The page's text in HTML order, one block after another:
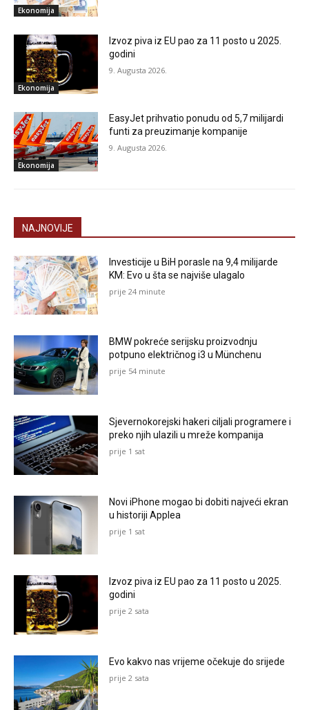
Ekonomija
Ekonomija
Izvoz piva iz EU pao za 11 posto u 2025.
godini
9. Augusta 2026.
Ekonomija
EasyJet prihvatio ponudu od 5,7 milijardi
funti za preuzimanje kompanije
9. Augusta 2026.
NAJNOVIJE
Investicije u BiH porasle na 9,4 milijarde
KM: Evo u šta se najviše ulagalo
prije 24 minute
BMW pokreće serijsku proizvodnju
potpuno električnog i3 u Münchenu
prije 54 minute
Sjevernokorejski hakeri ciljali programere i
preko njih ulazili u mreže kompanija
prije 1 sat
Novi iPhone mogao bi dobiti najveći ekran
u historiji Applea
prije 1 sat
Izvoz piva iz EU pao za 11 posto u 2025.
godini
prije 2 sata
Evo kakvo nas vrijeme očekuje do srijede
prije 2 sata